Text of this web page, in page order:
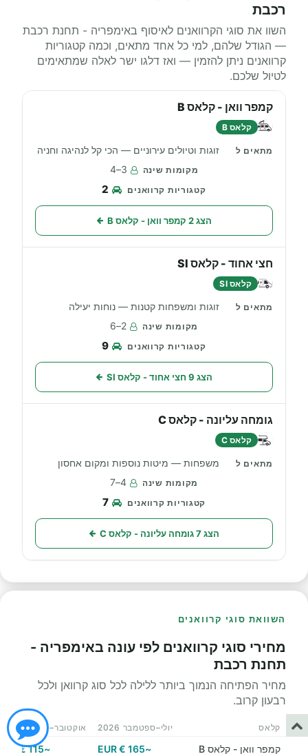
רכבת
השוו את סוגי הקרוואנים לאיסוף באימפריה - תחנת רכבת
— הגודל שלהם, למי כל אחד מתאים, וכמה קטגוריות
קרוואנים ניתן להזמין — ואז דלגו ישר לאלה שמתאימים
לטיול שלכם.
קמפר וואן - קלאס B
קלאס B
זוגות וטיולים עירוניים — הכי קל לנהיגה וחניה
3–4
2
הצג 2 קמפר וואן - קלאס B
חצי אחוד - קלאס SI
קלאס SI
זוגות ומשפחות קטנות — נוחות יעילה
2–6
9
הצג 9 חצי אחוד - קלאס SI
גומחה עליונה - קלאס C
קלאס C
משפחות — מיטות נוספות ומקום אחסון
4–7
7
הצג 7 גומחה עליונה - קלאס C
השוואת סוגי קרוואנים
מחירי סוגי קרוואנים לפי עונה באימפריה -
תחנת רכבת
מחיר הפתיחה הנמוך ביותר ללילה לכל סוג קרוואן ולכל
רבעון קרוב.
קלאס יולי–ספטמבר 2026 אוקטובר–דצמבר 2026
קמפר וואן - קלאס B ~165 € EUR
~115 € EUR